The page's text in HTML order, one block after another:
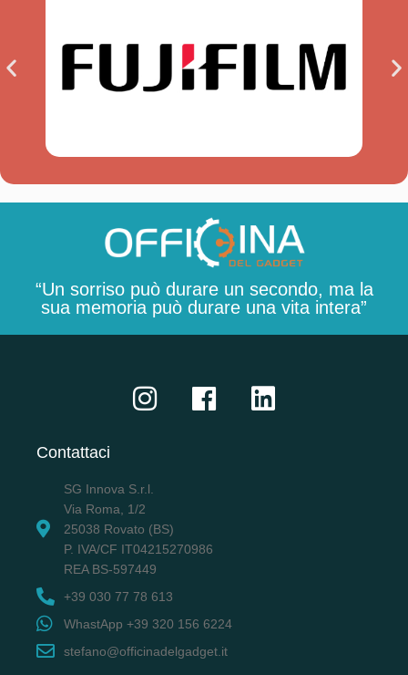
“Un sorriso può durare un secondo, ma la
sua memoria può durare una vita intera”
Contattaci
SG Innova S.r.l.
Via Roma, 1/2
25038 Rovato (BS)
P. IVA/CF IT04215270986
REA BS-597449
+39 030 77 78 613
WhastApp +39 320 156 6224
stefano@officinadelgadget.it